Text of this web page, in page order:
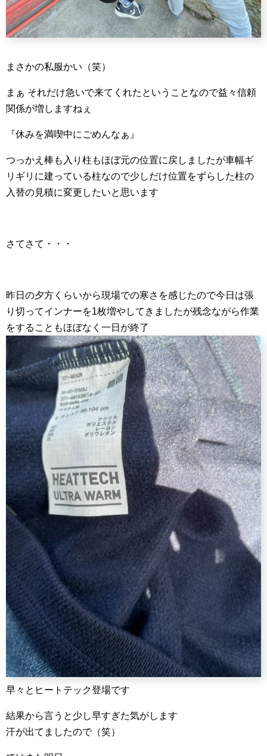
まさかの私服かい（笑）
まぁ それだけ急いで来てくれたということなので益々信頼
関係が増しますねぇ
『休みを満喫中にごめんなぁ』
つっかえ棒も入り柱もほぼ元の位置に戻しましたが車幅ギ
リギリに建っている柱なので少しだけ位置をずらした柱の
入替の見積に変更したいと思います
さてさて・・・
昨日の夕方くらいから現場での寒さを感じたので今日は張
り切ってインナーを1枚増やしてきましたが残念ながら作業
をすることもほぼなく一日が終了
早々とヒートテック登場です
結果から言うと少し早すぎた気がします
汗が出てましたので（笑）